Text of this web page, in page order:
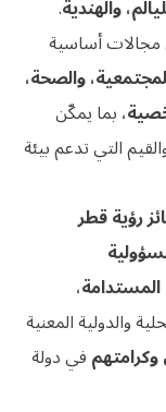
والهندية.
مجالات أساسية
والصحة،
، بما يمكّن
التي تدعم بيئة
رؤية قطر
المستدامة،
والدولية المعنية
في دولة